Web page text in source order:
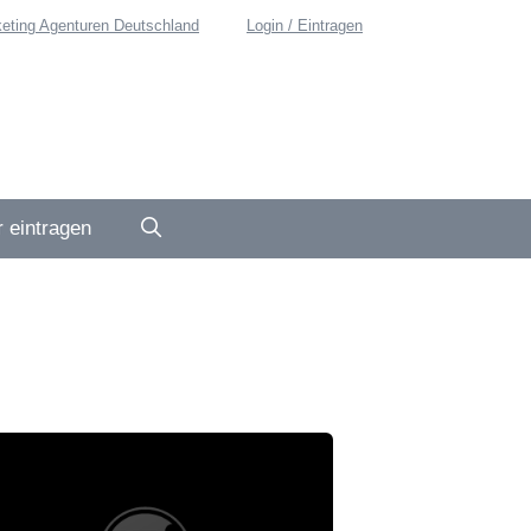
Agenturen Deutschland Login / Eintragen
eintragen